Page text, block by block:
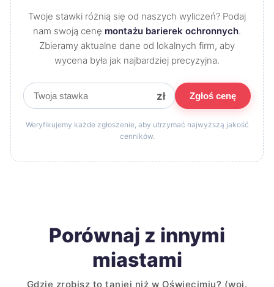
Twoje stawki różnią się od naszych wyliczeń? Podaj
nam swoją cenę montażu barierek ochronnych.
Zbieramy aktualne dane od lokalnych firm, aby
wycena była jak najbardziej precyzyjna.
zł Zgłoś cenę
Weryfikujemy każde zgłoszenie, aby utrzymać najwyższą jakość
cenników.
Porównaj z innymi
miastami
Gdzie zrobisz to taniej niż w Oświęcimiu? (woj.